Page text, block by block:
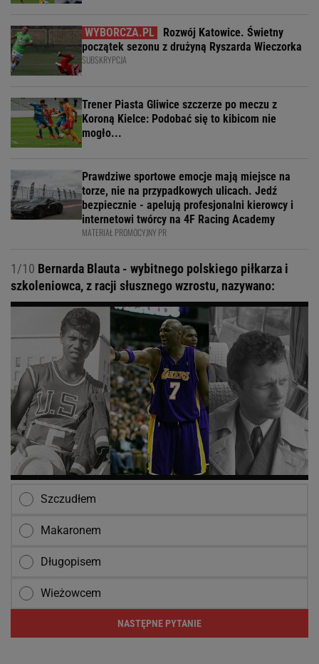
Rozwój Katowice. Świetny
początek sezonu z drużyną Ryszarda Wieczorka
SUBSKRYPCJA
Trener Piasta Gliwice szczerze po meczu z
Koroną Kielce: Podobać się to kibicom nie
mogło...
Prawdziwe sportowe emocje mają miejsce na
torze, nie na przypadkowych ulicach. Jedź
bezpiecznie - apelują profesjonalni kierowcy i
internetowi twórcy na 4F Racing Academy
MATERIAŁ PROMOCYJNY PR
1/10 Bernarda Blauta - wybitnego polskiego piłkarza i
szkoleniowca, z racji słusznego wzrostu, nazywano:
Szczudłem
Makaronem
Długopisem
Wieżowcem
NASTĘPNE PYTANIE